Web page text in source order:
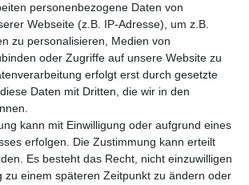
und Kronleuchter
- Exklusive und günstige Kinderwagen
für Gastronomie und Imbiss
personenbezogene Daten von
Webseite (z.B. IP-Adresse), um z.B.
zu personalisieren, Medien von
oder Zugriffe auf unsere Website zu
erfolgt erst durch gesetzte
Daten mit Dritten, die wir in den
kann mit Einwilligung oder aufgrund eines
erfolgen. Die Zustimmung kann erteilt
Es besteht das Recht, nicht einzuwilligen
zu einem späteren Zeitpunkt zu ändern oder